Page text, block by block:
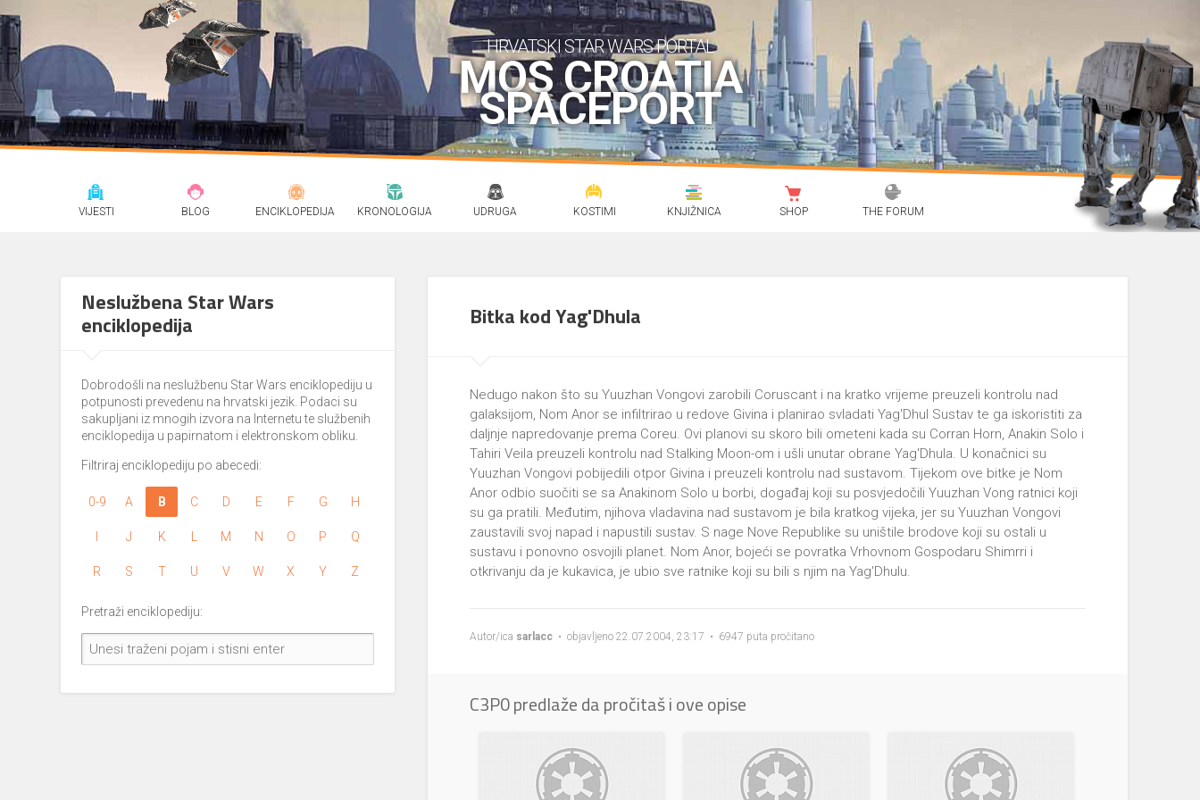
HRVATSKI STAR WARS PORTAL
MOS CROATIA
SPACEPORT
VIJESTI BLOG ENCIKLOPEDIJA KRONOLOGIJA UDRUGA KOSTIMI KNJIŽNICA SHOP THE FORUM
Neslužbena Star Wars
enciklopedija
Dobrodošli na neslužbenu Star Wars enciklopediju u
potpunosti prevedenu na hrvatski jezik. Podaci su
sakupljani iz mnogih izvora na Internetu te službenih
enciklopedija u papirnatom i elektronskom obliku.
Filtriraj enciklopediju po abecedi:
0-9 A B C D E F G H
J K M N O P Q
R S T U V W X Y Z
Pretraži enciklopediju:
Bitka kod Yag'Dhula
Nedugo nakon što su Yuuzhan Vongovi zarobili Coruscant i na kratko vrijeme preuzeli kontrolu nad
galaksijom, Nom Anor se infiltrirao u redove Givina i planirao svladati Yag'Dhul Sustav te ga iskoristiti za
daljnje napredovanje prema Coreu. Ovi planovi su skoro bili ometeni kada su Corran Horn, Anakin Solo i
Tahiri Veila preuzeli kontrolu nad Stalking Moon-om i ušli unutar obrane Yag'Dhula. U konačnici su
Yuuzhan Vongovi pobijedili otpor Givina i preuzeli kontrolu nad sustavom. Tijekom ove bitke je Nom
Anor odbio suočiti se sa Anakinom Solo u borbi, događaj koji su posvjedočili Yuuzhan Vong ratnici koji
su ga pratili. Međutim, njihova vladavina nad sustavom je bila kratkog vijeka, jer su Yuuzhan Vongovi
zaustavili svoj napad i napustili sustav. S nage Nove Republike su uništile brodove koji su ostali u
sustavu i ponovno osvojili planet. Nom Anor, bojeći se povratka Vrhovnom Gospodaru Shimrri i
otkrivanju da je kukavica, je ubio sve ratnike koji su bili s njim na Yag'Dhulu.
Autor/ica sarlacc • objavljeno 22.07.2004, 23:17 • 6947 puta pročitano
C3P0 predlaže da pročitaš i ove opise